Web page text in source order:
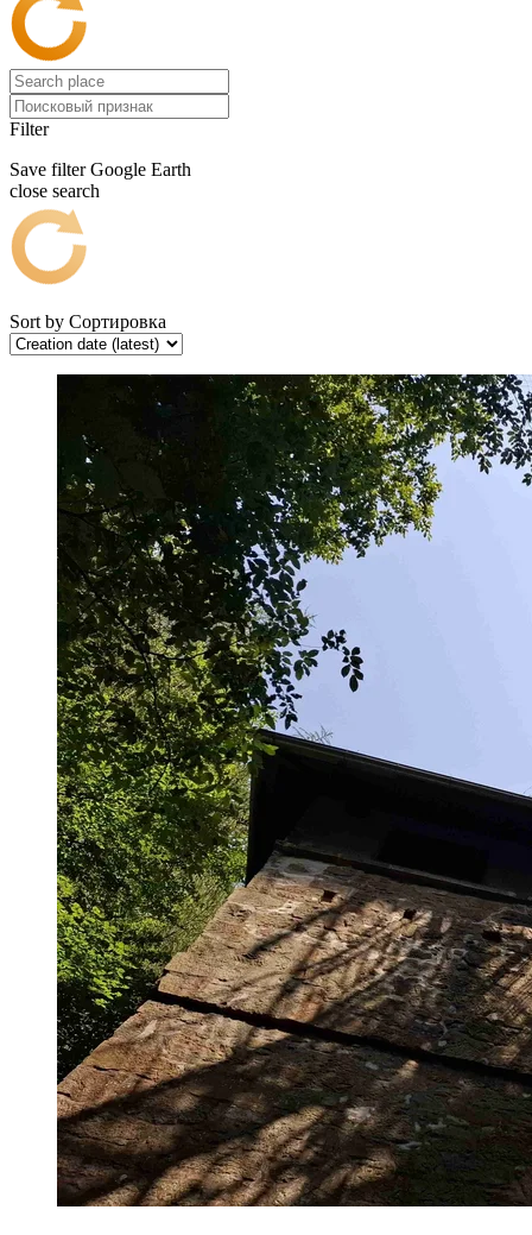
Filter
Save filter Google Earth
close search
Sort by Сортировка